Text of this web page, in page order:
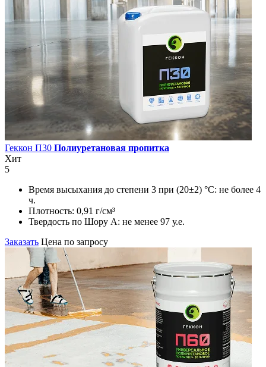
Геккон П30 Полиуретановая пропитка
Хит
5
Время высыхания до степени 3 при (20±2) °С: не более 4
ч.
Плотность: 0,91 г/см³
Твердость по Шору А: не менее 97 у.е.
Заказать Цена по запросу